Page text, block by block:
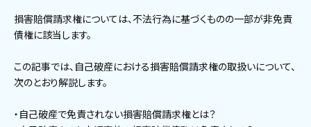
損害賠償請求権については、不法行為に基づくものの一部が非免責
債権に該当します。
この記事では、自己破産における損害賠償請求権の取扱いについて、
次のとおり解説します。
・自己破産で免責されない損害賠償請求権とは？